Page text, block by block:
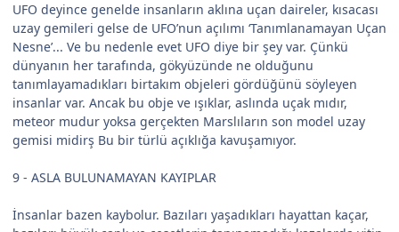
UFO deyince genelde insanların aklına uçan daireler, kısacası
uzay gemileri gelse de UFO’nun açılımı ‘Tanımlanamayan Uçan
Nesne’... Ve bu nedenle evet UFO diye bir şey var. Çünkü
dünyanın her tarafında, gökyüzünde ne olduğunu
tanımlayamadıkları birtakım objeleri gördüğünü söyleyen
insanlar var. Ancak bu obje ve ışıklar, aslında uçak mıdır,
meteor mudur yoksa gerçekten Marslıların son model uzay
gemisi midirş Bu bir türlü açıklığa kavuşamıyor.
9 - ASLA BULUNAMAYAN KAYIPLAR
İnsanlar bazen kaybolur. Bazıları yaşadıkları hayattan kaçar,